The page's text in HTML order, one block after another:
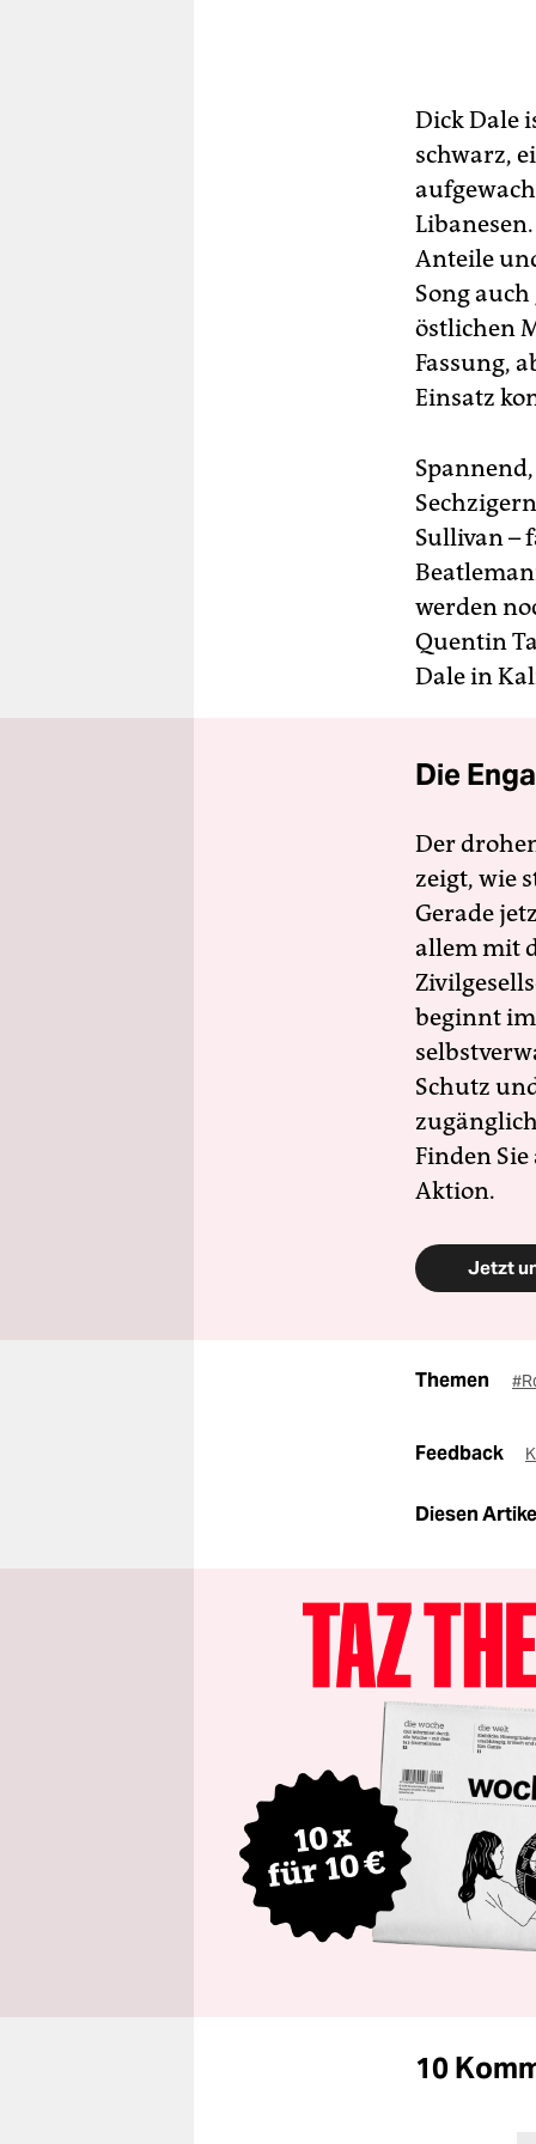
Dick Dale
schwarz,
Anteile
Song
östlichen
Fassung,
Einsatz
Sullivan –
werden
Quentin
Dale in
Die
Der
zeigt, wie
Gerade
allem mit
beginnt
Schutz
Finden
Aktion.
Jetzt
Themen
Feedback
Diesen
10